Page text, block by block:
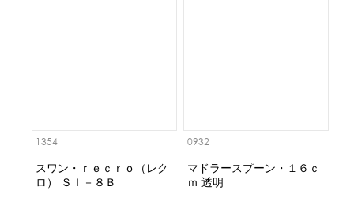
1354
スワン・ｒｅｃｒｏ（レク
ロ） ＳＩ－８Ｂ
0932
マドラースプーン・１６ｃ
ｍ 透明